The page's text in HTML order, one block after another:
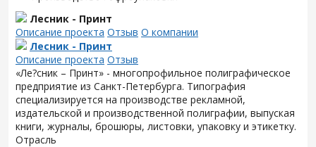
Лесник - Принт
Описание проекта Отзыв О компании
Лесник - Принт
Описание проекта Отзыв
«Ле?сник – Принт» - многопрофильное полиграфическое
предприятие из Санкт-Петербурга. Типография
специализируется на производстве рекламной,
издательской и производственной полиграфии, выпуская
книги, журналы, брошюры, листовки, упаковку и этикетку.
Отрасль